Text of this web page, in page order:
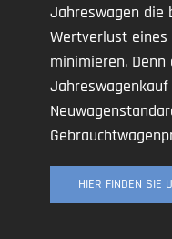
Jahreswagen die
Wertverlust
minimieren.
HIER FINDEN SIE